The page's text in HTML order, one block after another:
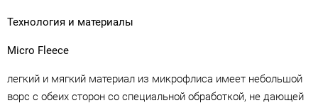
Технология и материалы
Micro Fleece
легкий и мягкий материал из микрофлиса имеет небольшой
ворс с обеих сторон со специальной обработкой, не дающей